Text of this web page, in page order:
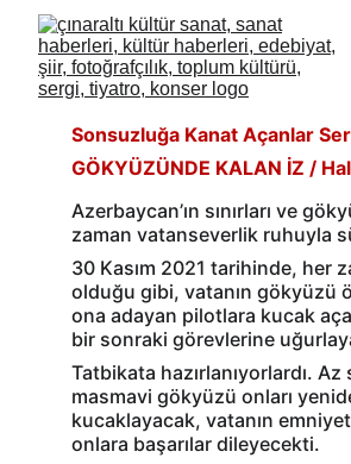
Sonsuzluğa Kanat Açanlar
GÖKYÜZÜNDE KALAN İZ /
Azerbaycan’ın sınırları ve
zaman vatanseverlik ruhuyla
30 Kasım 2021 tarihinde, her
olduğu gibi, vatanın gökyüzü
ona adayan pilotlara kucak
bir sonraki görevlerine
Tatbikata hazırlanıyorlardı. Az
masmavi gökyüzü onları
kucaklayacak, vatanın
onlara başarılar dileyecekti.